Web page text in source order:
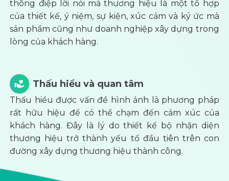
thông điệp lời nói mà thương hiệu là một tổ hợp
của thiết kế, ý niệm, sự kiện, xúc cảm và ký ức mà
sản phẩm cũng như doanh nghiệp xây dựng trong
lòng của khách hàng.
Thấu hiểu và quan tâm
Thấu hiểu được vấn đề hình ảnh là phương pháp
rất hữu hiệu để có thể chạm đến cảm xúc của
khách hàng. Đây là lý do thiết kế bộ nhận diện
thương hiệu trở thành yếu tố đầu tiên trên con
đường xây dựng thương hiệu thành công.